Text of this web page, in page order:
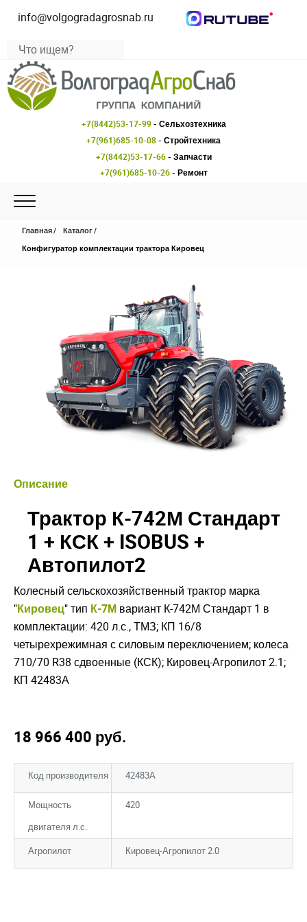
info@volgogradagrosnab.ru
+7(8442)53-17-99- Сельхозтехника
+7(961)685-10-08- Стройтехника
+7(8442)53-17-66- Запчасти
+7(961)685-10-26- Ремонт
Главная
Каталог
Конфигуратор комплектации трактора Кировец
Описание
Трактор К-742М Стандарт
1 + КСК + ISOBUS +
Автопилот2
Колесный сельскохозяйственный трактор марка
"Кировец" тип К-7М вариант К-742М Стандарт 1 в
комплектации: 420 л.с., ТМЗ; КП 16/8
четырехрежимная с силовым переключением; колеса
710/70 R38 сдвоенные (КСК); Кировец-Агропилот 2.1;
КП 42483А
18 966 400 руб.
Код производителя 42483А
Мощность
двигателя л.с.
420
Агропилот Кировец-Агропилот 2.0